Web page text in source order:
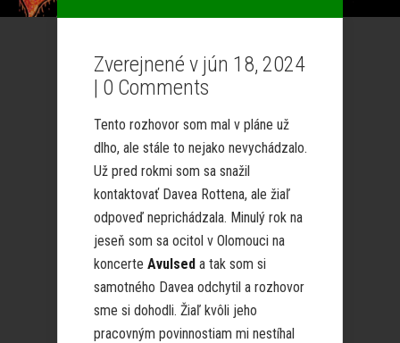
Zverejnené v jún 18, 2024
| 0 Comments
Tento rozhovor som mal v pláne už
dlho, ale stále to nejako nevychádzalo.
Už pred rokmi som sa snažil
kontaktovať Davea Rottena, ale žiaľ
odpoveď neprichádzala. Minulý rok na
jeseň som sa ocitol v Olomouci na
koncerte Avulsed a tak som si
samotného Davea odchytil a rozhovor
sme si dohodli. Žiaľ kvôli jeho
pracovným povinnostiam mi nestíhal